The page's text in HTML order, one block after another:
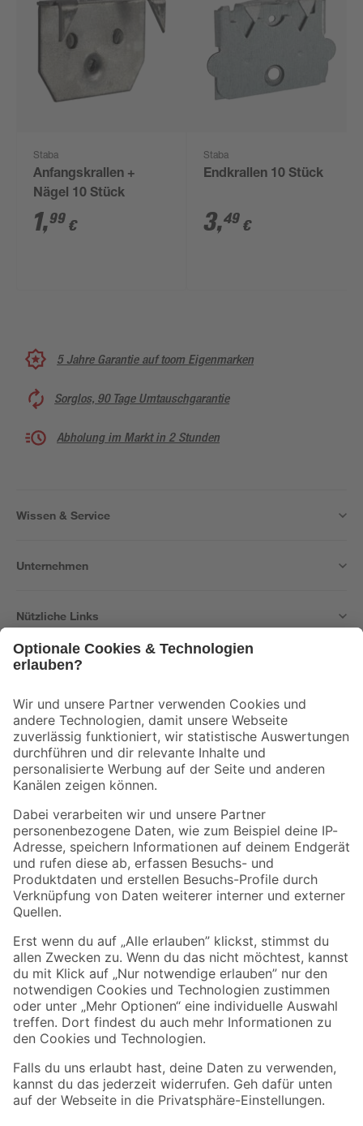
Staba
Anfangskrallen +
Nägel 10 Stück
1,99 €
Staba
Endkrallen 10 Stück
3,49 €
5 Jahre Garantie auf toom Eigenmarken
Sorglos, 90 Tage Umtauschgarantie
Abholung im Markt in 2 Stunden
Wissen & Service
Unternehmen
Nützliche Links
Der toom Newsletter: Keine Angebote und Aktionen mehr verpassen!
Zur Newsletter Anmeldung
Folge uns
Zahlungsarten Versandarten
Sicher einkaufen
Jetzt die toom-App herunterladen
Alle Preisangaben in EUR inkl. gesetzl. MwSt.. Die dargestellten Angebote sind unter
Umständen nicht in allen Märkten verfügbar. Die angegebenen Verfügbarkeiten beziehen